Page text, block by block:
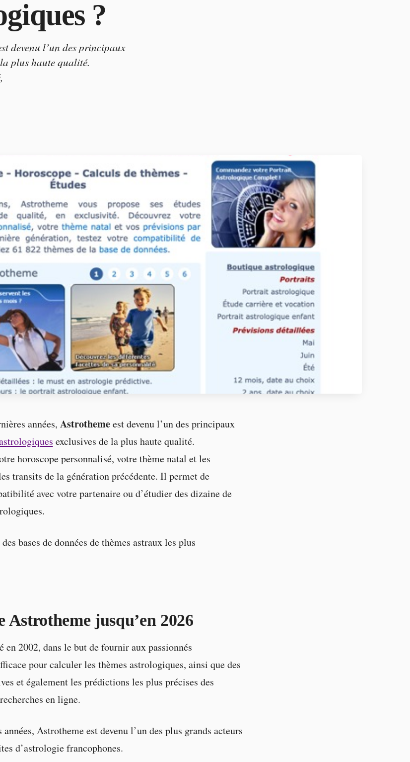
?
devenu l’un des principaux
plus haute qualité.
années, Astrothemeest devenu l’un des principaux
exclusives de la plus haute qualité.
horoscope personnalisé, votre thème natal et les
transits de la génération précédente. Il permet de
avec votre partenaire ou d’étudier des dizaine de
bases de données de thèmes astraux les plus
Astrotheme jusqu’en 2026
en 2002, dans le but de fournir aux passionnés
pour calculer les thèmes astrologiques, ainsi que des
et également les prédictions les plus précises des
en ligne.
Astrotheme est devenu l’un des plus grands acteurs
d’astrologie francophones.